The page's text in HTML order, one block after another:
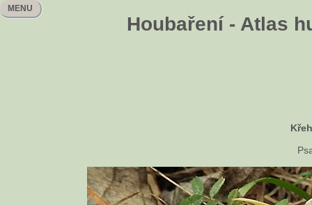
Houbaření - Atlas
MENU